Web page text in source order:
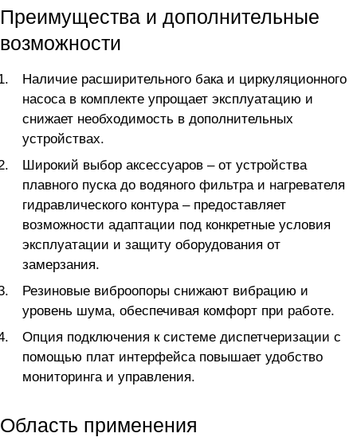
Преимущества и дополнительные
возможности
Наличие расширительного бака и циркуляционного
насоса в комплекте упрощает эксплуатацию и
снижает необходимость в дополнительных
устройствах.
Широкий выбор аксессуаров – от устройства
плавного пуска до водяного фильтра и нагревателя
гидравлического контура – предоставляет
возможности адаптации под конкретные условия
эксплуатации и защиту оборудования от
замерзания.
Резиновые виброопоры снижают вибрацию и
уровень шума, обеспечивая комфорт при работе.
Опция подключения к системе диспетчеризации с
помощью плат интерфейса повышает удобство
мониторинга и управления.
Область применения